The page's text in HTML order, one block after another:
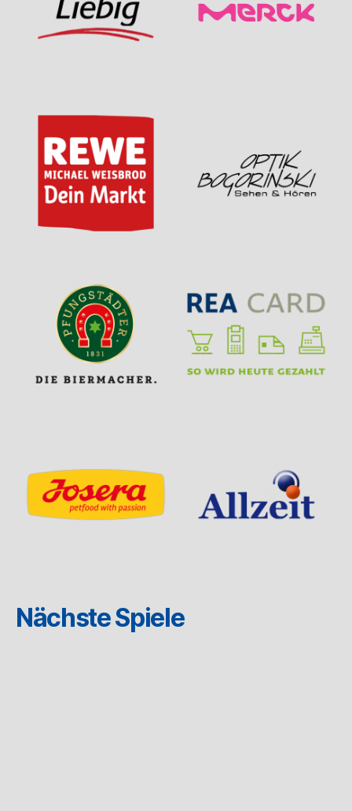
Nächste Spiele